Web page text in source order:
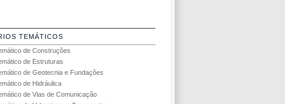
TEMÁTICOS
de Construções
de Estruturas
de Geotecnia e Fundações
de Hidráulica
de Vias de Comunicação